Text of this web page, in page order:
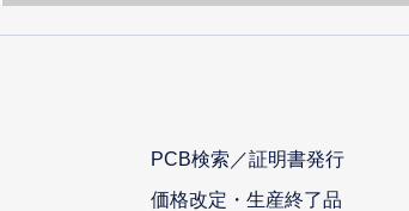
PCB検索／証明書発行
価格改定・生産終了品